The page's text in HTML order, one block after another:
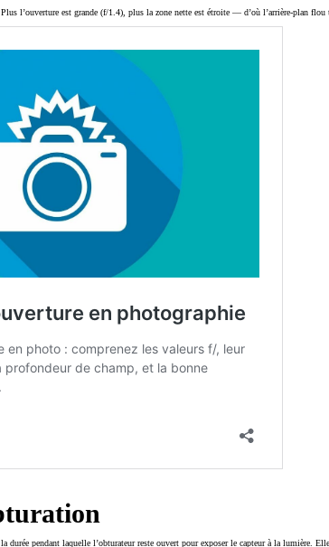
Plus l’ouverture est grande (f/1.4), plus la zone nette est étroite — d’où l’arrière-plan
durée pendant laquelle l’obturateur reste ouvert pour exposer le capteur à la lumière.